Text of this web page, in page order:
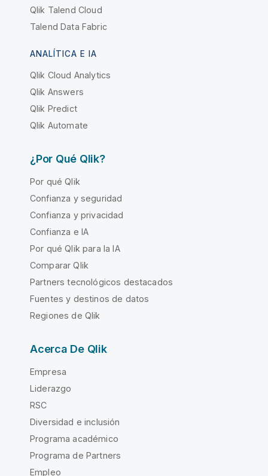
Qlik Talend Cloud
Talend Data Fabric
ANALÍTICA E IA
Qlik Cloud Analytics
Qlik Answers
Qlik Predict
Qlik Automate
¿Por Qué Qlik?
Por qué Qlik
Confianza y seguridad
Confianza y privacidad
Confianza e IA
Por qué Qlik para la IA
Comparar Qlik
Partners tecnológicos destacados
Fuentes y destinos de datos
Regiones de Qlik
Acerca De Qlik
Empresa
Liderazgo
RSC
Diversidad e inclusión
Programa académico
Programa de Partners
Empleo